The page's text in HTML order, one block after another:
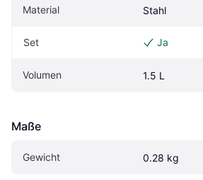
Material Stahl
Set Ja
Volumen 1.5 L
Maße
Gewicht 0.28 kg